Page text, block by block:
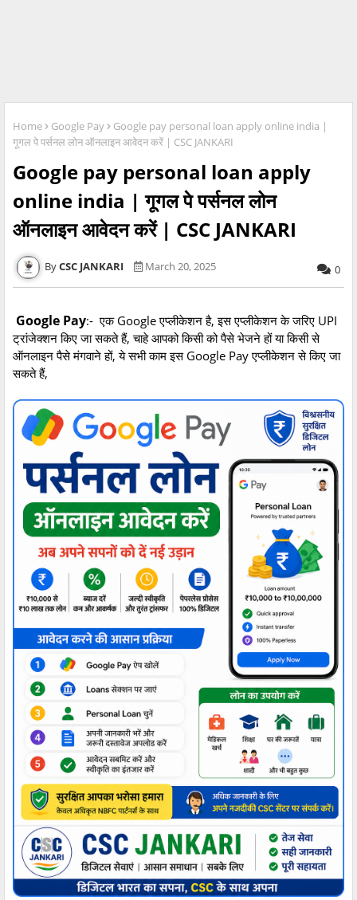
Home Google Pay
Google pay personal loan apply online india |
गूगल पे पर्सनल लोन ऑनलाइन आवेदन करें | CSC JANKARI
Google pay personal loan apply
online india | गूगल पे पर्सनल लोन
ऑनलाइन आवेदन करें | CSC JANKARI
CSC JANKARI March 20, 2025 0
Google Pay:- एकGoogleएप्लीकेशन है,इस एप्लीकेशन के जरिए UPI
ट्रांजेक्शन किए जा सकते हैं,चाहे आपको किसी को पैसे भेजने हों या किसी से
ऑनलाइन पैसे मंगवाने हों,ये सभी काम इसGoogle Payएप्लीकेशन से किए जा
सकते हैं,